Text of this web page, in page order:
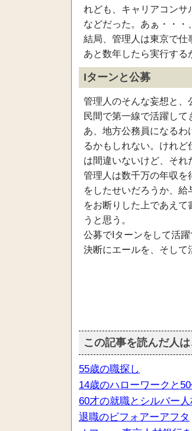
れども、キャリアコンサ
などだった。あぁ・・・
結局、管理人は東京で仕
あと数年したら実行する
Iターンと公募
管理人のそんな妄想と、
民間で第一線で活躍し
あ、地方公務員になる
るかもしれない。けれ
は間違いないけど、それ
管理人は数千万の年収を
をしたせいだろうか、
をお断りした上であえ
うと思う。
公募でIターンをして活
決断にエールを、そして
この記事を読んだ人
55歳の職探し
14歳のハローワークと
60才の就職とシルバー
退職のビフォアーアフタ